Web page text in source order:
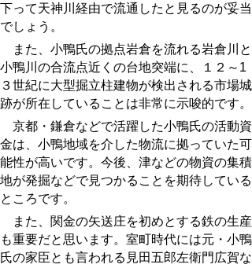
下って天神川経由で流通したと見るのが妥当
でしょう。
また、小鴨氏の拠点岩倉を流れる岩倉川と
小鴨川の合流点近くの台地突端に、１２～1
３世紀に大型掘立柱建物が検出される市場城
跡が所在していることは非常に示唆的です。
京都・鎌倉などで活躍した小鴨氏の活動資
金は、小鴨地域を介した物流に拠っていた可
能性が高いです。今後、津などの物資の集積
地が発掘などで見つかることを期待している
ところです。
また、関金の矢送庄を初めとする鉄の生産
も重要だと思います。室町時代には元・小鴨
氏の家臣とも言われる見田五郎左衛門広賀な